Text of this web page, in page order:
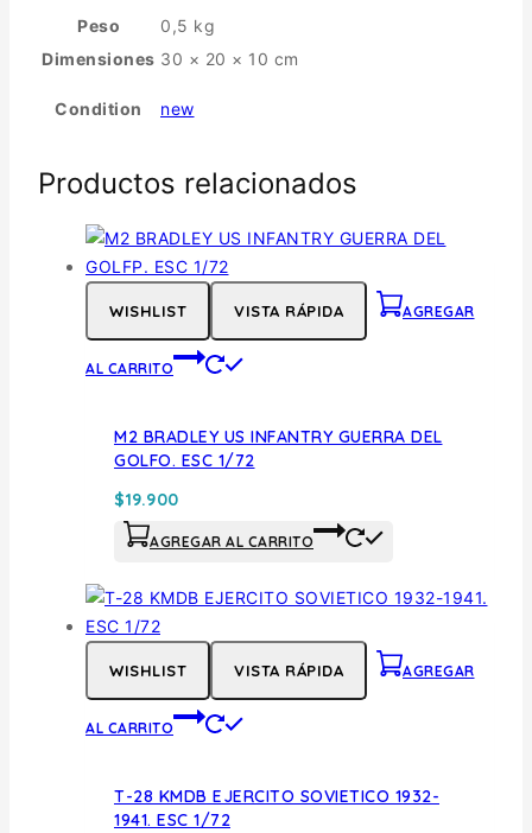
Peso
0,5 kg
Dimensiones 30 × 20 × 10 cm
Condition new
Productos relacionados
WISHLIST VISTA RÁPIDA AGREGAR
AL CARRITO
M2 BRADLEY US INFANTRY GUERRA DEL
GOLFO. ESC 1/72
$19.900
AGREGAR AL CARRITO
WISHLIST VISTA RÁPIDA AGREGAR
AL CARRITO
T-28 KMDB EJERCITO SOVIETICO 1932-
1941. ESC 1/72